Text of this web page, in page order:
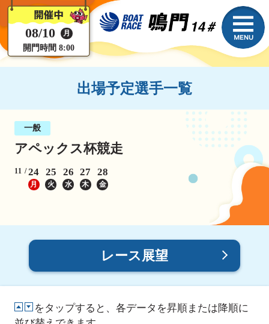
08/10 月
開門時間 8:00
出場予定選手一覧
一般
アペックス杯競走
11 24
月
25
火
26
水
27
木
28
金
レース展望
をタップすると、各データを昇順または降順に